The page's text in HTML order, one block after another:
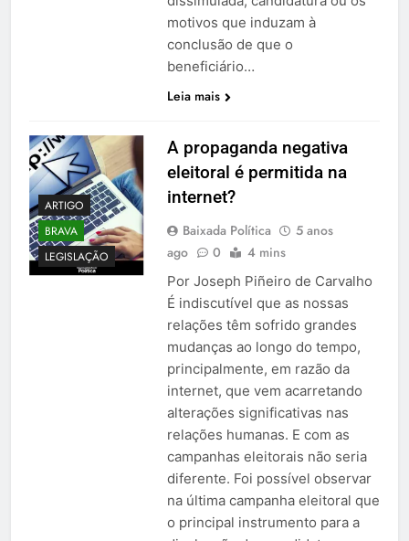
motivos que induzam à
conclusão de que o
beneficiário…
Leia mais
ARTIGO
BRAVA
LEGISLAÇÃO
A propaganda negativa
eleitoral é permitida na
internet?
Baixada Política
5 anos
ago
0 4 mins
Por Joseph Piñeiro de Carvalho
É indiscutível que as nossas
relações têm sofrido grandes
mudanças ao longo do tempo,
principalmente, em razão da
internet, que vem acarretando
alterações significativas nas
relações humanas. E com as
campanhas eleitorais não seria
diferente. Foi possível observar
na última campanha eleitoral que
o principal instrumento para a